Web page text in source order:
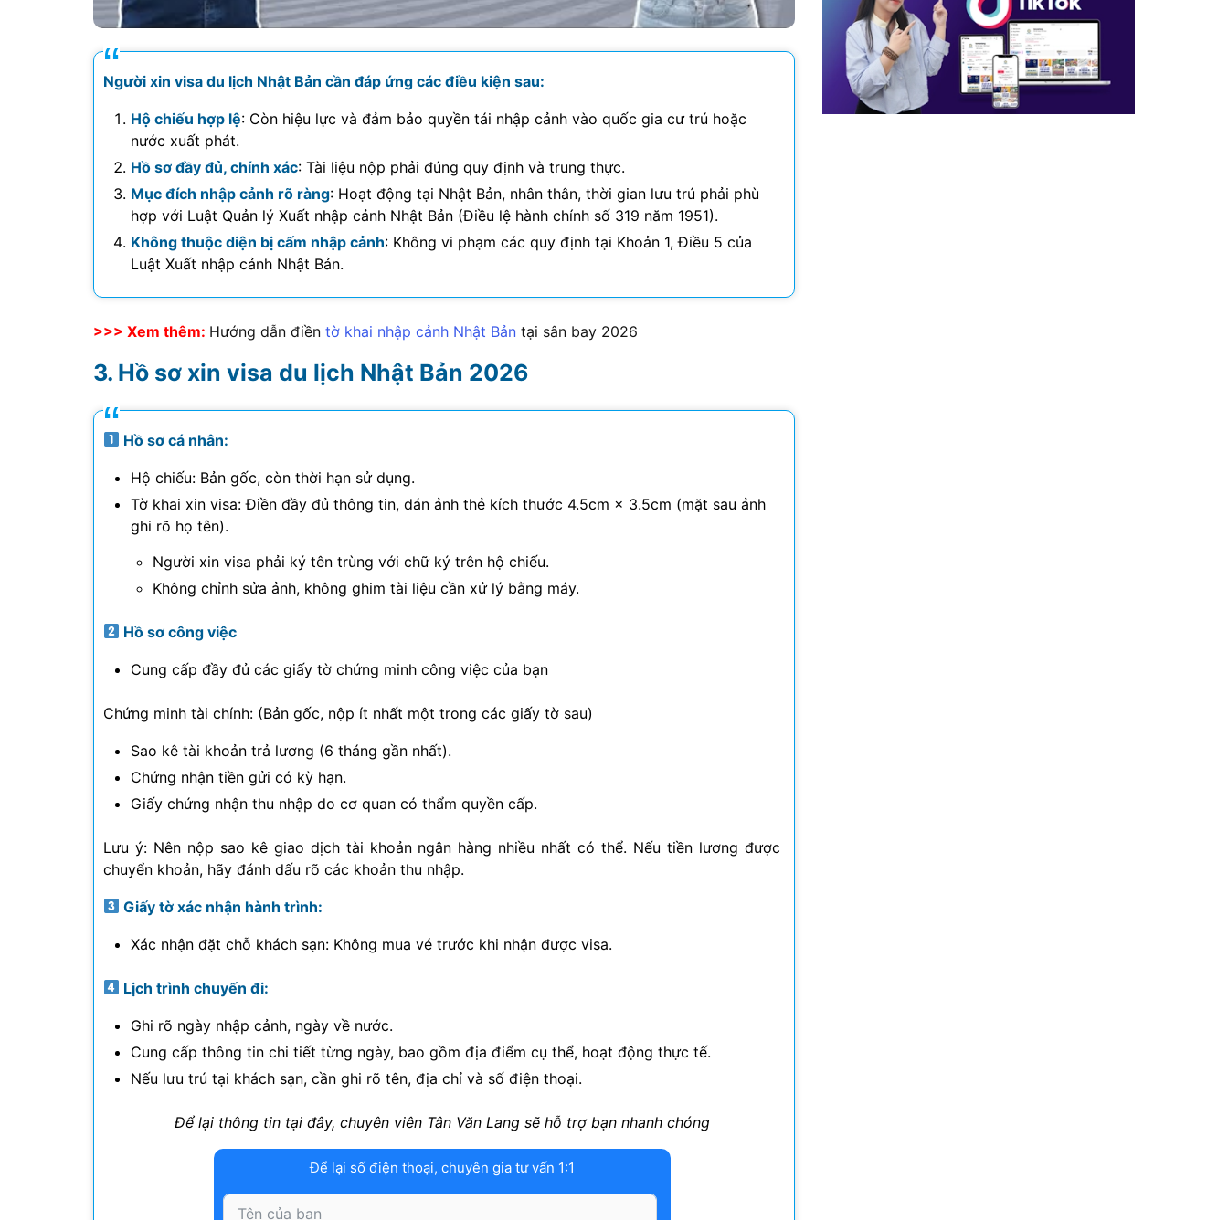
Người xin visa du lịch Nhật Bản cần đáp ứng các điều kiện sau:
Hộ chiếu hợp lệ: Còn hiệu lực và đảm bảo quyền tái nhập cảnh vào quốc gia cư trú hoặc
nước xuất phát.
Hồ sơ đầy đủ, chính xác: Tài liệu nộp phải đúng quy định và trung thực.
Mục đích nhập cảnh rõ ràng: Hoạt động tại Nhật Bản, nhân thân, thời gian lưu trú phải phù
hợp với Luật Quản lý Xuất nhập cảnh Nhật Bản (Điều lệ hành chính số 319 năm 1951).
Không thuộc diện bị cấm nhập cảnh: Không vi phạm các quy định tại Khoản 1, Điều 5 của
Luật Xuất nhập cảnh Nhật Bản.
>>> Xem thêm: Hướng dẫn điền tờ khai nhập cảnh Nhật Bản tại sân bay 2026
Hồ sơ xin visa du lịch Nhật Bản 2026
Hồ sơ cá nhân:
Hộ chiếu: Bản gốc, còn thời hạn sử dụng.
Tờ khai xin visa: Điền đầy đủ thông tin, dán ảnh thẻ kích thước 4.5cm × 3.5cm (mặt sau ảnh
ghi rõ họ tên).
Người xin visa phải ký tên trùng với chữ ký trên hộ chiếu.
Không chỉnh sửa ảnh, không ghim tài liệu cần xử lý bằng máy.
Hồ sơ công việc
Cung cấp đầy đủ các giấy tờ chứng minh công việc của bạn
Chứng minh tài chính: (Bản gốc, nộp ít nhất một trong các giấy tờ sau)
Sao kê tài khoản trả lương (6 tháng gần nhất).
Chứng nhận tiền gửi có kỳ hạn.
Giấy chứng nhận thu nhập do cơ quan có thẩm quyền cấp.
Lưu ý: Nên nộp sao kê giao dịch tài khoản ngân hàng nhiều nhất có thể. Nếu tiền lương được
chuyển khoản, hãy đánh dấu rõ các khoản thu nhập.
Giấy tờ xác nhận hành trình:
Xác nhận đặt chỗ khách sạn: Không mua vé trước khi nhận được visa.
Lịch trình chuyến đi:
Ghi rõ ngày nhập cảnh, ngày về nước.
Cung cấp thông tin chi tiết từng ngày, bao gồm địa điểm cụ thể, hoạt động thực tế.
Nếu lưu trú tại khách sạn, cần ghi rõ tên, địa chỉ và số điện thoại.
Để lại thông tin tại đây, chuyên viên Tân Văn Lang sẽ hỗ trợ bạn nhanh chóng
Để lại số điện thoại, chuyên gia tư vấn 1:1